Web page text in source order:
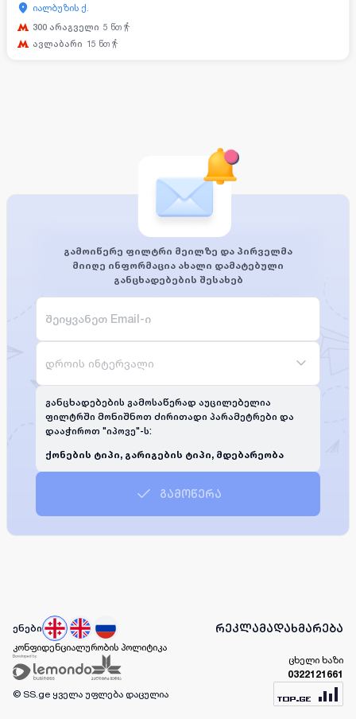
იალბუზის ქ.
300 არაგველი 5 წთ
ავლაბარი 15 წთ
გამოიწერე ფილტრი მეილზე და პირველმა
მიიღე ინფორმაცია ახალი დამატებული
განცხადებების შესახებ
დროის ინტერვალი
განცხადებების გამოსაწერად აუცილებელია
ფილტრში მონიშნოთ ძირითადი პარამეტრები და
დააჭიროთ "იპოვე"-ს:
ქონების ტიპი, გარიგების ტიპი, მდებარეობა
გამოწერა
ენები რეკლამადახმარება
კონფიდენციალურობის პოლიტიკა
ცხელი ხაზი
0322121661
© SS.ge ყველა უფლება დაცულია